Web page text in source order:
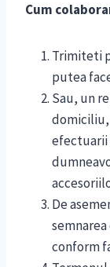
Cum
Trimiteti
putea
Sau, un
domiciliu,
efectuarii
De
conform